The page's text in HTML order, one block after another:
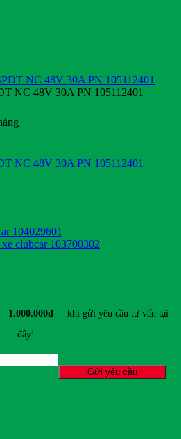
NC 48V 30A PN 105112401
NC 48V 30A PN 105112401
1.000.000đ
khi gửi yêu cầu tư vấn tại
đây!